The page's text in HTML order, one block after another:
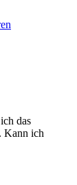
das
Kann ich